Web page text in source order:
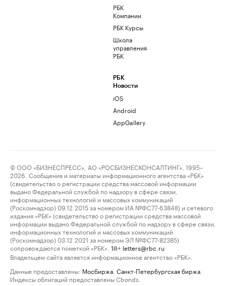
РБК
Компании
РБК Курсы
Школа
управления
РБК
РБК
Новости
iOS
Android
AppGallery
© ООО «БИЗНЕСПРЕСС», АО «РОСБИЗНЕСКОНСАЛТИНГ», 1995–
2026. Сообщения и материалы информационного агентства «РБК»
(свидетельство о регистрации средства массовой информации
выдано Федеральной службой по надзору в сфере связи,
информационных технологий и массовых коммуникаций
(Роскомнадзор) 09.12.2015 за номером ИА №ФС77-63848) и сетевого
издания «РБК» (свидетельство о регистрации средства массовой
информации выдано Федеральной службой по надзору в сфере связи,
информационных технологий и массовых коммуникаций
(Роскомнадзор) 03.12.2021 за номером ЭЛ №ФС77-82385)
сопровождаются пометкой «РБК».
18+ letters@rbc.ru
Владельцем сайта является информационное агентство «РБК».
Данные предоставлены: Мосбиржа Санкт-Петербургская биржа
Индексы облигаций предоставлены Cbonds.